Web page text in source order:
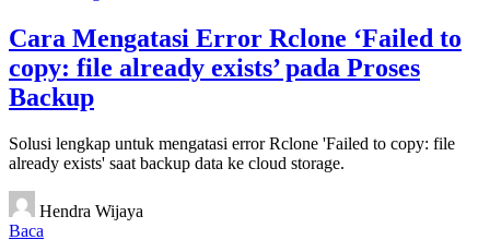
Cara Mengatasi Error Rclone ‘Failed to
copy: file already exists’ pada Proses
Backup
Solusi lengkap untuk mengatasi error Rclone 'Failed to copy: file
already exists' saat backup data ke cloud storage.
Hendra Wijaya
Baca